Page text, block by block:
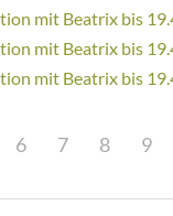
mit Beatrix bis
mit Beatrix bis
mit Beatrix bis
6 7 8 9